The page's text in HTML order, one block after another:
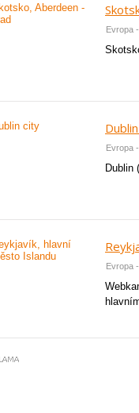
Evropa
Evropa
Dublin
Evropa